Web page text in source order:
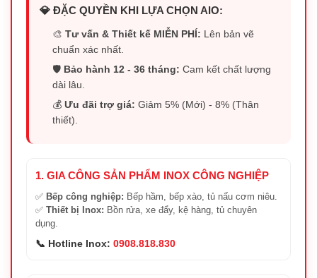
💎 ĐẶC QUYỀN KHI LỰA CHỌN AIO:
🎨Tư vấn & Thiết kế MIỄN PHÍ: Lên bản vẽ
chuẩn xác nhất.
🛡️ Bảo hành 12 - 36 tháng: Cam kết chất lượng
dài lâu.
💰Ưu đãi trợ giá: Giảm 5% (Mới) - 8% (Thân
thiết).
1. GIA CÔNG SẢN PHẨM INOX CÔNG NGHIỆP
✅ Bếp công nghiệp: Bếp hầm, bếp xào, tủ nấu cơm niêu.
✅ Thiết bị Inox: Bồn rửa, xe đẩy, kệ hàng, tủ chuyên
dụng.
📞 Hotline Inox: 0908.818.830